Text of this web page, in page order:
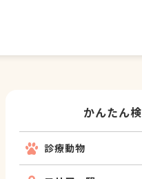
かんたん
診療動物